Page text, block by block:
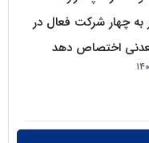
شرکت فعال در
دهد